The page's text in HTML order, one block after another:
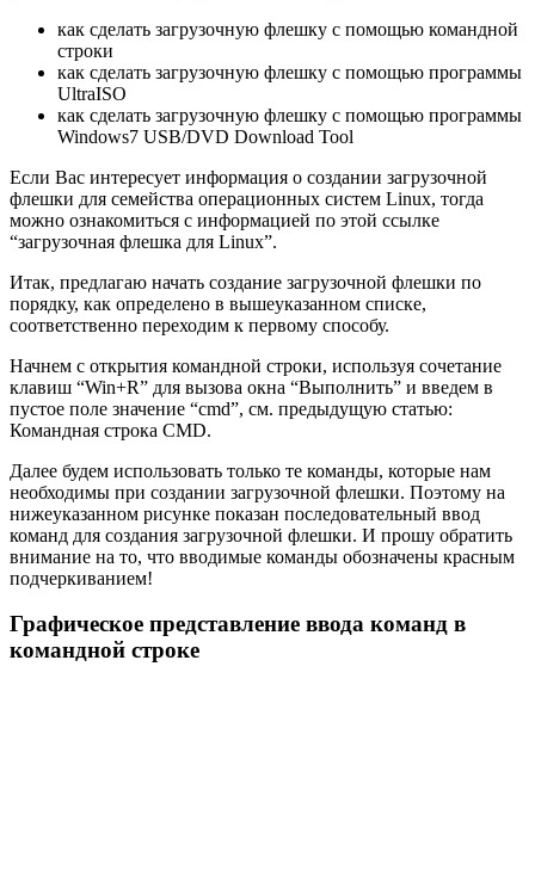
как сделать загрузочную флешку с помощью командной
строки
как сделать загрузочную флешку с помощью программы
UltraISO
как сделать загрузочную флешку с помощью программы
Windows7 USB/DVD Download Tool
Если Вас интересует информация о создании загрузочной
флешки для семейства операционных систем Linux, тогда
можно ознакомиться с информацией по этой ссылке
“загрузочная флешка для Linux”.
Итак, предлагаю начать создание загрузочной флешки по
порядку, как определено в вышеуказанном списке,
соответственно переходим к первому способу.
Начнем с открытия командной строки, используя сочетание
клавиш “Win+R” для вызова окна “Выполнить” и введем в
пустое поле значение “cmd”, см. предыдущую статью:
Командная строка CMD.
Далее будем использовать только те команды, которые нам
необходимы при создании загрузочной флешки. Поэтому на
нижеуказанном рисунке показан последовательный ввод
команд для создания загрузочной флешки. И прошу обратить
внимание на то, что вводимые команды обозначены красным
подчеркиванием!
Графическое представление ввода команд в
командной строке